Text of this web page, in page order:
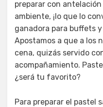
preparar con
ambiente, ¡lo que lo
ganadora para buffets
Apostamos a que a los
cena, quizás servido
acompañamiento.
¿será tu favorito?
Para preparar el pastel